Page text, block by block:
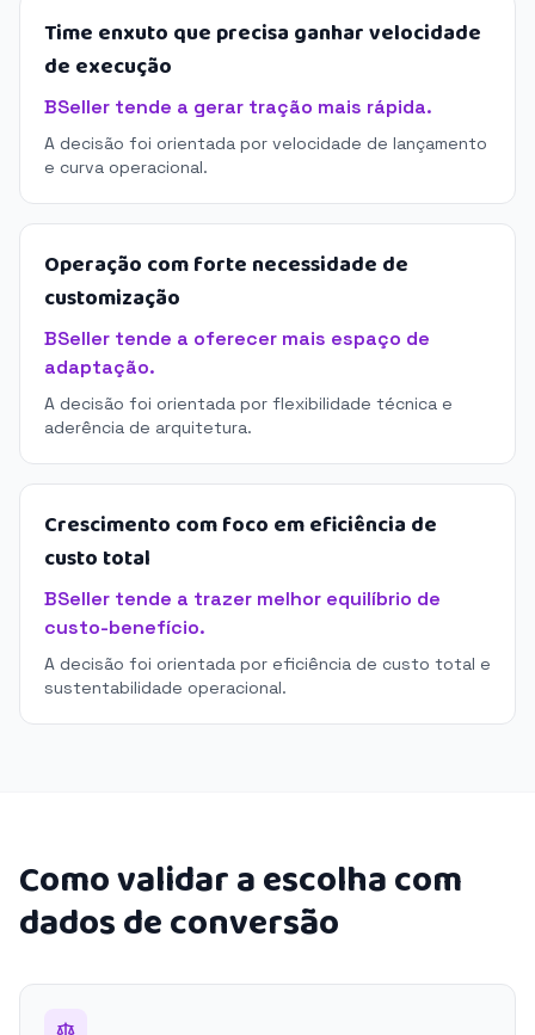
Time enxuto que precisa ganhar velocidade
de execução
BSeller tende a gerar tração mais rápida.
A decisão foi orientada por velocidade de lançamento
e curva operacional.
Operação com forte necessidade de
customização
BSeller tende a oferecer mais espaço de
adaptação.
A decisão foi orientada por flexibilidade técnica e
aderência de arquitetura.
Crescimento com foco em eficiência de
custo total
BSeller tende a trazer melhor equilíbrio de
custo-benefício.
A decisão foi orientada por eficiência de custo total e
sustentabilidade operacional.
Como validar a escolha com
dados de conversão